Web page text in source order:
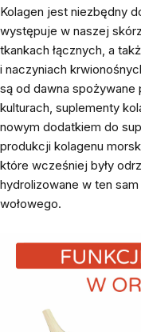
Kolagen jest niezbędny
występuje w naszej
tkankach łącznych, a
i naczyniach
są od dawna
kulturach, suplementy
nowym dodatkiem do
produkcji kolagenu
które wcześniej były
hydrolizowane w ten
wołowego.